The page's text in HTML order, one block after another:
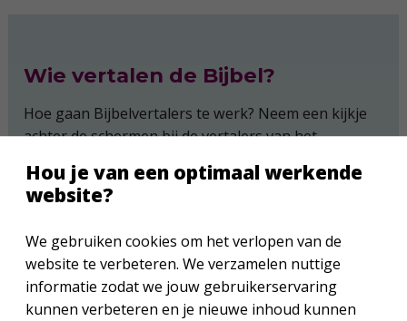
Wie vertalen de Bijbel?
Hoe gaan Bijbelvertalers te werk? Neem een kijkje
achter de schermen bij de vertalers van het
Om deze video te kunnen bekijken moet je
accepteren. Klikhierom jouw cookie-instellingen
te wijzigen.
Hou je van een optimaal werkende
website?
We gebruiken cookies om het verlopen van de
website te verbeteren. We verzamelen nuttige
informatie zodat we jouw gebruikerservaring
kunnen verbeteren en je nieuwe inhoud kunnen